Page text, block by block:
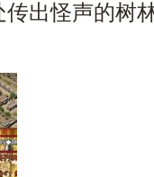
出怪声的树